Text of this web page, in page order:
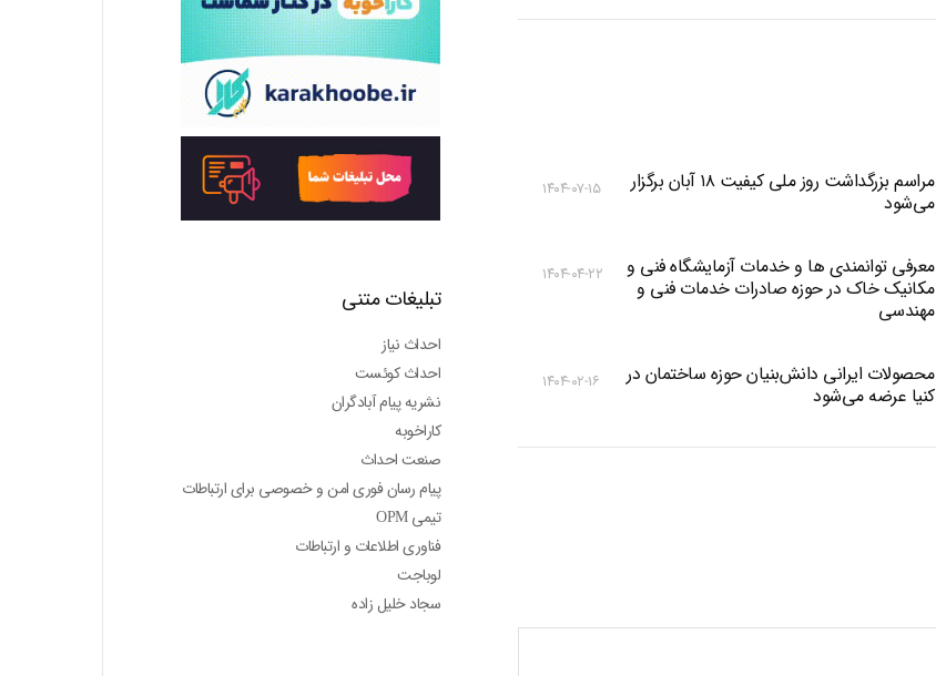
مراسم بزرگداشت روز ملی کیفیت ۱۸ آبان برگزار
می‌شود
۱۴۰۴-۰۷-۱۵
معرفی توانمندی ها و خدمات آزمایشگاه فنی و
مکانیک خاک در حوزه صادرات خدمات فنی و
مهندسی
۱۴۰۴-۰۴-۲۲
محصولات ایرانی دانش‌بنیان‌ حوزه ساختمان در
کنیا عرضه می‌شود
۱۴۰۴-۰۲-۱۶
تبلیغات متنی
احداث نیاز
احداث کوئست
نشریه پیام آبادگران
کاراخوبه
صنعت احداث
پیام رسان فوری امن و خصوصی برای ارتباطات
تیمی OPM
فناوری اطلاعات و ارتباطات
لوباجت
سجاد خلیل زاده